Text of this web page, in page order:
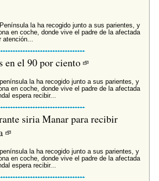
la ha recogido junto a sus parientes, y
en coche, donde vive el padre de la afectada
en el 90 por ciento
la ha recogido junto a sus parientes, y
en coche, donde vive el padre de la afectada
espera recibir...
siria Manar para recibir
la ha recogido junto a sus parientes, y
en coche, donde vive el padre de la afectada
espera recibir...